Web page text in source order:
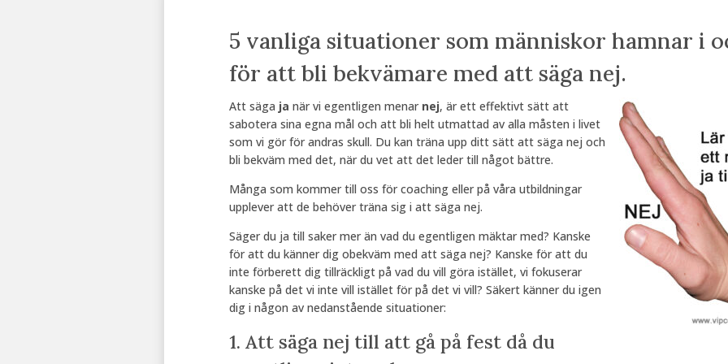
5 vanliga situationer som människor hamnar i
för att bli bekvämare med att säga nej.
Att säga ja när vi egentligen menar nej, är ett effektivt sätt att
sabotera sina egna mål och att bli helt utmattad av alla måsten i livet
som vi gör för andras skull. Du kan träna upp ditt sätt att säga nej och
bli bekväm med det, när du vet att det leder till något bättre.
Många som kommer till oss för coaching eller på våra utbildningar
upplever att de behöver träna sig i att säga nej.
Säger du ja till saker mer än vad du egentligen mäktar med? Kanske
för att du känner dig obekväm med att säga nej? Kanske för att du
inte förberett dig tillräckligt på vad du vill göra istället, vi fokuserar
kanske på det vi inte vill istället för på det vi vill? Säkert känner du igen
dig i någon av nedanstående situationer:
1. Att säga nej till att gå på fest då du